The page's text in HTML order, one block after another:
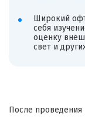
Широкий
себя
оценку
свет и
После